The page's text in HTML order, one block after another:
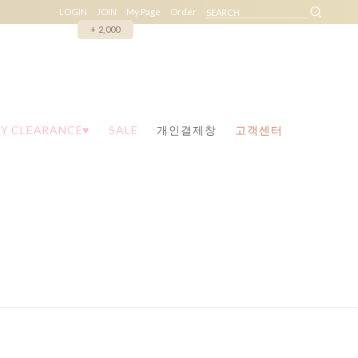
LOGIN
JOIN
+ 2,000
My Page Order
CLEARANCE♥ SALE 개인결제창 고객센터